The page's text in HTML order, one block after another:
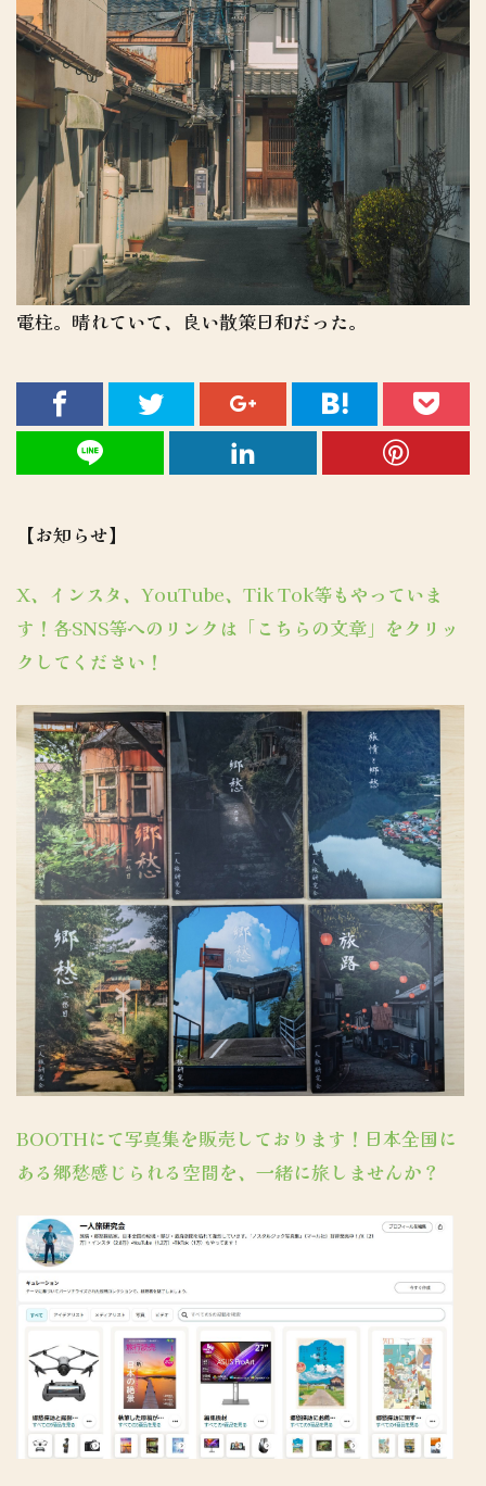
電柱。晴れていて、良い散策日和だった。
【お知らせ】
X、インスタ、YouTube、Tik Tok等もやっていま
す！各SNS等へのリンクは「こちらの文章」をクリッ
クしてください！
BOOTHにて写真集を販売しております！日本全国に
ある郷愁感じられる空間を、一緒に旅しませんか？